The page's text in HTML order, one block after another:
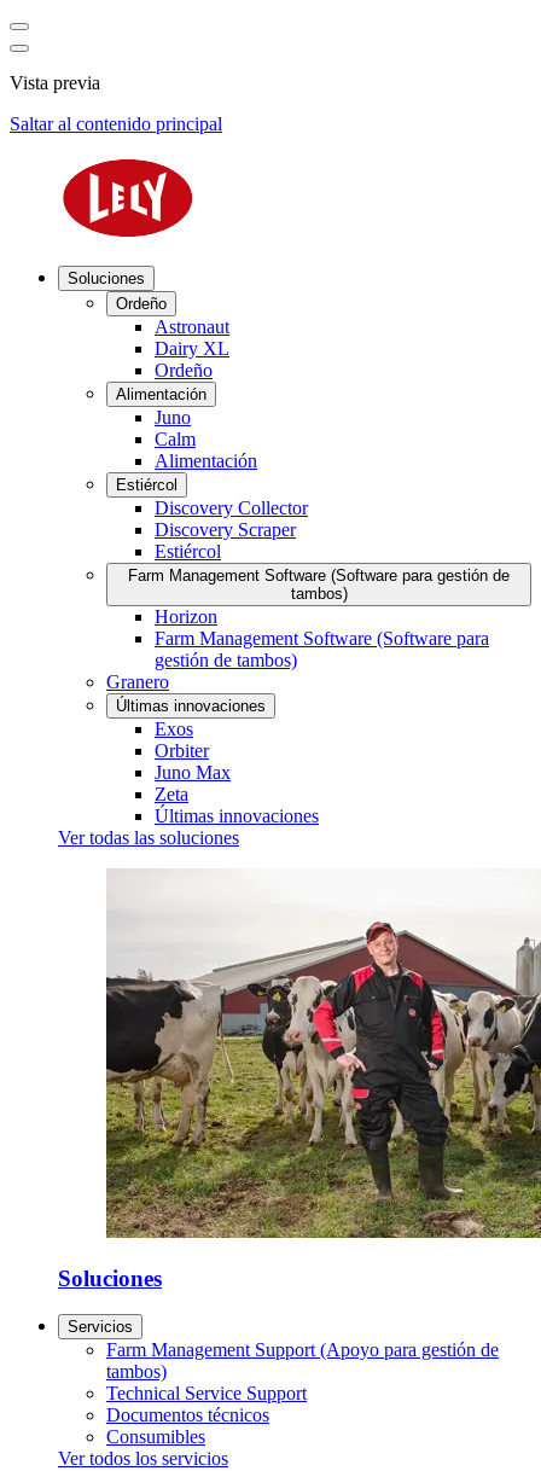
Vista previa
Saltar al contenido principal
Soluciones
Ordeño
Astronaut
Dairy XL
Ordeño
Alimentación
Juno
Calm
Alimentación
Estiércol
Discovery Collector
Discovery Scraper
Estiércol
Farm Management Software (Software para gestión de
tambos)
Horizon
Farm Management Software (Software para
gestión de tambos)
Granero
Últimas innovaciones
Exos
Orbiter
Juno Max
Zeta
Últimas innovaciones
Ver todas las soluciones
Soluciones
Servicios
Farm Management Support (Apoyo para gestión de
tambos)
Technical Service Support
Documentos técnicos
Consumibles
Ver todos los servicios